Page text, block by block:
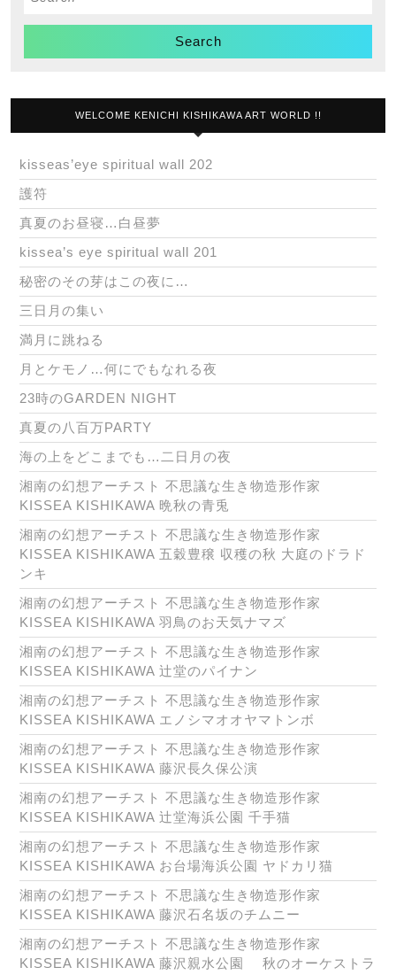
WELCOME KENICHI KISHIKAWA ART WORLD !!
kisseas’eye spiritual wall 202
護符
真夏のお昼寝…白昼夢
kissea’s eye spiritual wall 201
秘密のその芽はこの夜に…
三日月の集い
満月に跳ねる
月とケモノ…何にでもなれる夜
23時のGARDEN NIGHT
真夏の八百万PARTY
海の上をどこまでも…二日月の夜
湘南の幻想アーチスト 不思議な生き物造形作家
KISSEA KISHIKAWA 晩秋の青兎
湘南の幻想アーチスト 不思議な生き物造形作家
KISSEA KISHIKAWA 五穀豊穣 収穫の秋 大庭のドラド
ンキ
湘南の幻想アーチスト 不思議な生き物造形作家
KISSEA KISHIKAWA 羽鳥のお天気ナマズ
湘南の幻想アーチスト 不思議な生き物造形作家
KISSEA KISHIKAWA 辻堂のパイナン
湘南の幻想アーチスト 不思議な生き物造形作家
KISSEA KISHIKAWA エノシマオオヤマトンボ
湘南の幻想アーチスト 不思議な生き物造形作家
KISSEA KISHIKAWA 藤沢長久保公演
湘南の幻想アーチスト 不思議な生き物造形作家
KISSEA KISHIKAWA 辻堂海浜公園 千手猫
湘南の幻想アーチスト 不思議な生き物造形作家
KISSEA KISHIKAWA お台場海浜公園 ヤドカリ猫
湘南の幻想アーチスト 不思議な生き物造形作家
KISSEA KISHIKAWA 藤沢石名坂のチムニー
湘南の幻想アーチスト 不思議な生き物造形作家
KISSEA KISHIKAWA 藤沢親水公園 秋のオーケストラ